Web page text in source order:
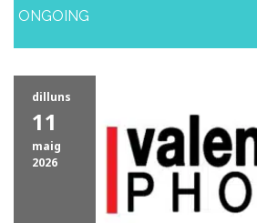
t
a
t
ONGOING
dilluns
11
maig
2026